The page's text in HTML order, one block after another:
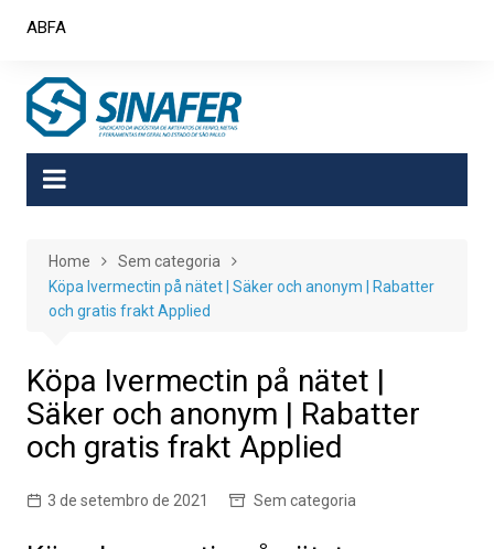
ABFA
Home
Sem categoria
Köpa Ivermectin på nätet | Säker och anonym | Rabatter
och gratis frakt Applied
Köpa Ivermectin på nätet |
Säker och anonym | Rabatter
och gratis frakt Applied
3 de setembro de 2021 Sem categoria